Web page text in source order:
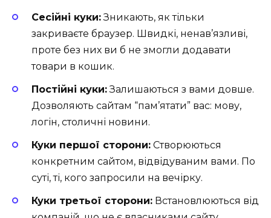
Сесійні куки:Зникають, як тільки
закриваєте браузер. Швидкі, ненав’язливі,
проте без них ви б не змогли додавати
товари в кошик.
Постійні куки:Залишаються з вами довше.
Дозволяють сайтам “пам’ятати” вас: мову,
логін, столичні новини.
Куки першої сторони: Створюються
конкретним сайтом, відвідуваним вами. По
суті, ті, кого запросили на вечірку.
Куки третьої сторони: Встановлюються від